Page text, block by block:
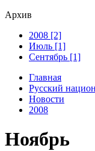
Архив
2008 [2]
Июль [1]
Сентябрь [1]
Главная
Русский
Новости
2008
Ноябрь